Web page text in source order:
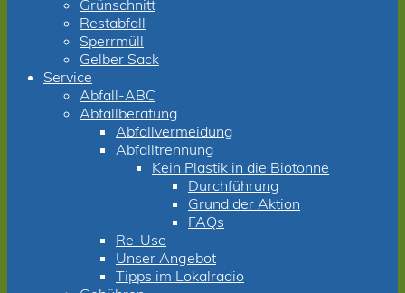
Grünschnitt
Restabfall
Sperrmüll
Gelber Sack
Service
Abfall-ABC
Abfallberatung
Abfallvermeidung
Abfalltrennung
Kein Plastik in die Biotonne
Durchführung
Grund der Aktion
FAQs
Re-Use
Unser Angebot
Tipps im Lokalradio